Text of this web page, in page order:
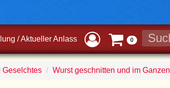
/Aktueller Anlass 0
Geselchtes Wurst geschnitten und im Ganzen